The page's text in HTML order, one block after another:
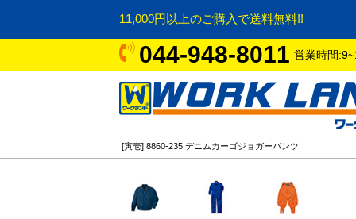
11,000円以上のご購入で送料無料!!
044-948-8011 営業時間
[寅壱] 8860-235 デニムカーゴジョガーパンツ